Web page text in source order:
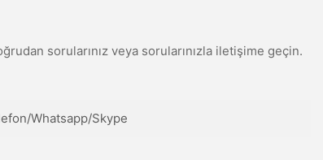
sorularınız veya sorularınızla iletişime geçin.
Whatsapp/Skype